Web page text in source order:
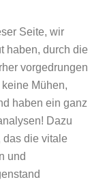
Seite, wir
haben, durch die
vorgedrungen
Mühen,
haben ein ganz
Dazu
das die vitale
und
